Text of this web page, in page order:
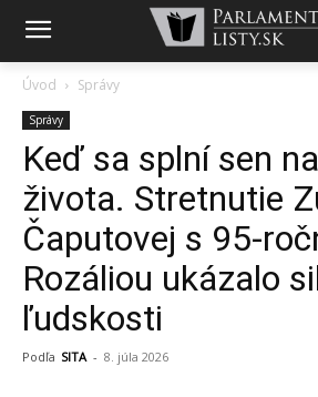
Úvod Správy
Správy
Keď sa splní sen
života. Stretnutie
Čaputovej s 95-
Rozáliou ukázalo
ľudskosti
Podľa SITA - 8. júla 2026